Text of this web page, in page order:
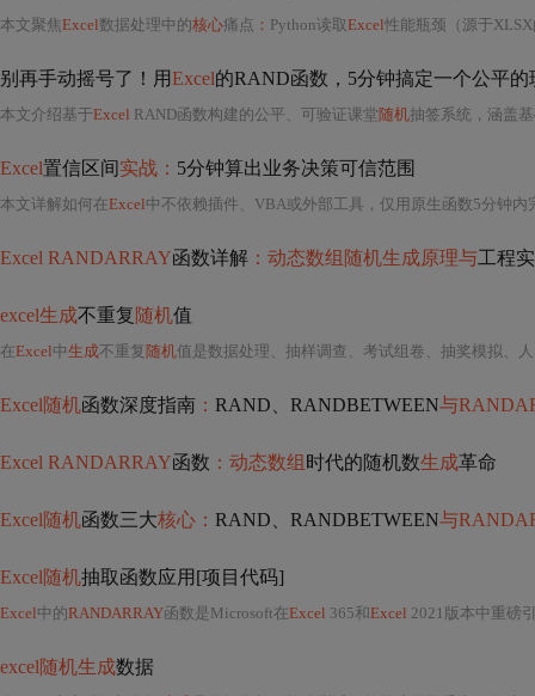
本文聚焦Excel数据处理中的核心痛点 ： Python读取Excel性能瓶颈（源于
别再手动摇号了！用Excel的RAND函数，5分钟搞定一个公平
本文介绍基于Excel RAND函数构建的公平、可验证课堂随机抽签系统，涵盖
Excel置信区间 实战： 5分钟算出业务决策可信范围
本文详解如何在Excel中不依赖插件、VBA或外部工具，仅用原生函数5分钟内
Excel RANDARRAY函数详解 ：动态数组随机生成原理与工程
excel生成不重复 随机值
在Excel中生成不重复 随机值是数据处理、抽样调查、考试组卷、抽奖模拟、人
Excel随机函数深度指南 ： RAND、RANDBETWEEN与
Excel RANDARRAY函数 ：动态数组 时代的随机数生成革命
Excel随机函数三大核心： RAND、RANDBETWEEN与
Excel随机抽取函数应用[项目代码]
Excel中的RANDARRAY函数是Microsoft在Excel 365和Excel 2021版本中重磅
excel随机生成数据